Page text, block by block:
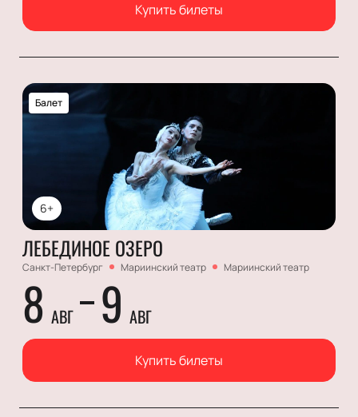
Купить билеты
6+
Балет
ЛЕБЕДИНОЕ ОЗЕРО
Санкт-Петербург Мариинский театр Мариинский театр
8 АВГ 9 АВГ
Купить билеты